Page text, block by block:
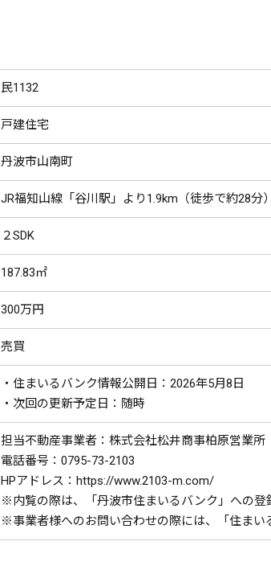
民1132
戸建住宅
丹波市山南町
JR福知山線「谷川駅」より1.9km（徒歩で約28分）
２SDK
187.83㎡
300万円
売買
・住まいるバンク情報公開日：2026年5月8日
・次回の更新予定日：随時
担当不動産事業者：株式会社松井商事柏原営業所
電話番号：0795-73-2103
HPアドレス：https://www.2103-m.com/
※内覧の際は、「丹波市住まいるバンク」への登
※事業者様へのお問い合わせの際には、「住まい